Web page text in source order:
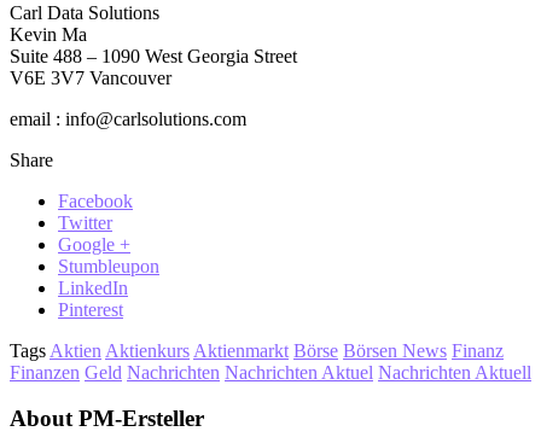
Carl Data Solutions
Kevin Ma
Suite 488 – 1090 West Georgia Street
V6E 3V7 Vancouver
email : info@carlsolutions.com
Share
Facebook
Twitter
Google +
Stumbleupon
LinkedIn
Pinterest
Tags Aktien Aktienkurs Aktienmarkt Börse Börsen News Finanz
Finanzen Geld Nachrichten Nachrichten Aktuel Nachrichten Aktuell
About PM-Ersteller